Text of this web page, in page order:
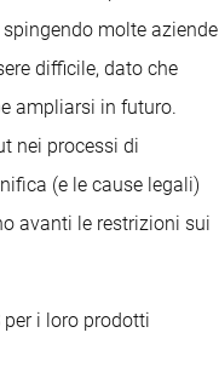
molte aziende
difficile, dato che
ampliarsi in futuro.
nei processi di
(e le cause legali)
avanti le restrizioni sui
i loro prodotti